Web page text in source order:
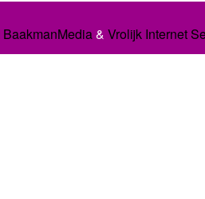
BaakmanMedia& Vrolijk Internet